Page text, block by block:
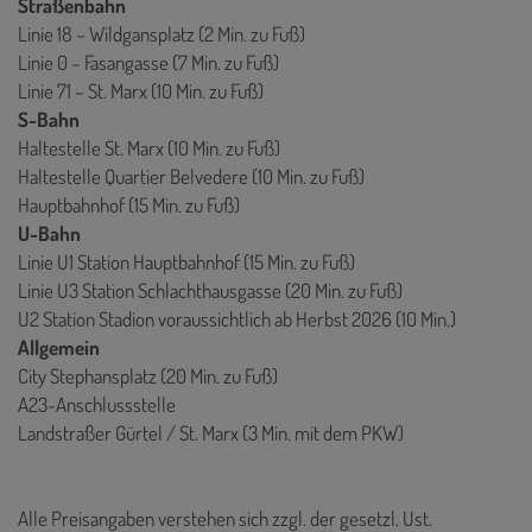
Straßenbahn
Linie 18 – Wildgansplatz (2 Min. zu Fuß)
Linie 0 – Fasangasse (7 Min. zu Fuß)
Linie 71 – St. Marx (10 Min. zu Fuß)
S-Bahn
Haltestelle St. Marx (10 Min. zu Fuß)
Haltestelle Quartier Belvedere (10 Min. zu Fuß)
Hauptbahnhof (15 Min. zu Fuß)
U-Bahn
Linie U1 Station Hauptbahnhof (15 Min. zu Fuß)
Linie U3 Station Schlachthausgasse (20 Min. zu Fuß)
U2 Station Stadion voraussichtlich ab Herbst 2026 (10 Min.)
Allgemein
City Stephansplatz (20 Min. zu Fuß)
A23-Anschlussstelle
Landstraßer Gürtel / St. Marx (3 Min. mit dem PKW)
Alle Preisangaben verstehen sich zzgl. der gesetzl. Ust.